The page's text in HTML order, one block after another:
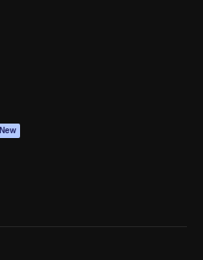
New